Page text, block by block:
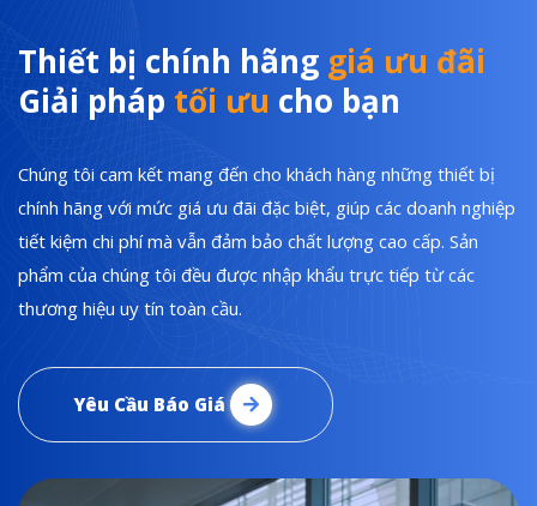
Thiết bị chính hãng giá ưu đãi
Giải pháp tối ưu cho bạn
Chúng tôi cam kết mang đến cho khách hàng những thiết bị
chính hãng với mức giá ưu đãi đặc biệt, giúp các doanh nghiệp
tiết kiệm chi phí mà vẫn đảm bảo chất lượng cao cấp. Sản
phẩm của chúng tôi đều được nhập khẩu trực tiếp từ các
thương hiệu uy tín toàn cầu.
Yêu Cầu Báo Giá